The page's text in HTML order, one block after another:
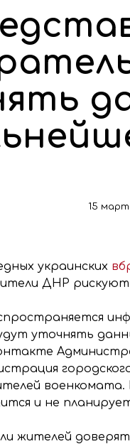
15
украинских
ДНР
уточнять
и не
жителей